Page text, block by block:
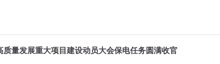
量发展重大项目建设动员大会保电任务圆满收官